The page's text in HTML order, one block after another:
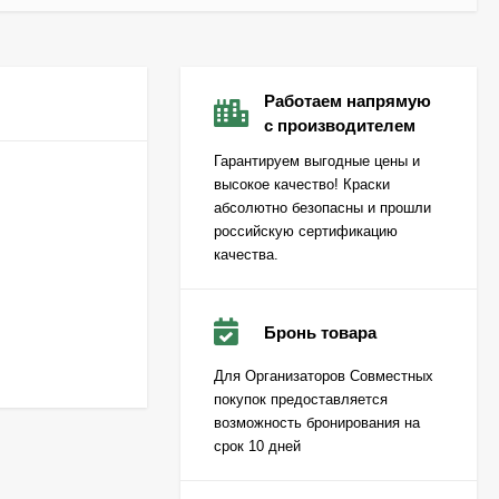
Работаем напрямую
с производителем
Гарантируем выгодные цены и
высокое качество! Краски
абсолютно безопасны и прошли
российскую сертификацию
качества.
Бронь товара
Для Организаторов Совместных
покупок предоставляется
возможность бронирования на
срок 10 дней